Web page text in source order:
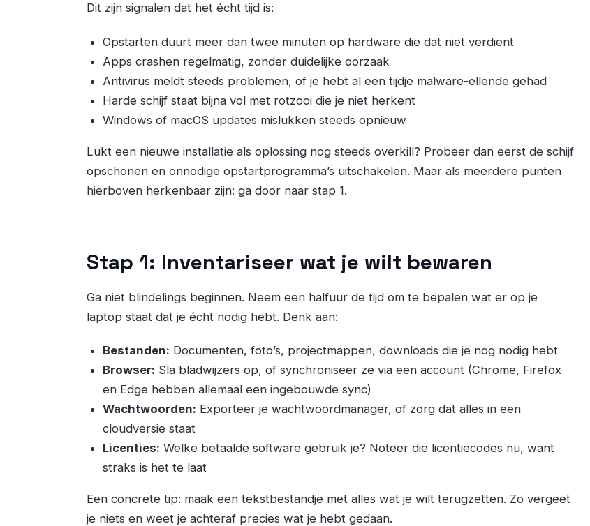
Dit zijn signalen dat het écht tijd is:
Opstarten duurt meer dan twee minuten op hardware die dat niet verdient
Apps crashen regelmatig, zonder duidelijke oorzaak
Antivirus meldt steeds problemen, of je hebt al een tijdje malware-ellende gehad
Harde schijf staat bijna vol met rotzooi die je niet herkent
Windows of macOS updates mislukken steeds opnieuw
Lukt een nieuwe installatie als oplossing nog steeds overkill? Probeer dan eerst de schijf
opschonen en onnodige opstartprogramma’s uitschakelen. Maar als meerdere punten
hierboven herkenbaar zijn: ga door naar stap 1.
Stap 1: Inventariseer wat je wilt bewaren
Ga niet blindelings beginnen. Neem een halfuur de tijd om te bepalen wat er op je
laptop staat dat je écht nodig hebt. Denk aan:
Bestanden: Documenten, foto’s, projectmappen, downloads die je nog nodig hebt
Browser: Sla bladwijzers op, of synchroniseer ze via een account (Chrome, Firefox
en Edge hebben allemaal een ingebouwde sync)
Wachtwoorden: Exporteer je wachtwoordmanager, of zorg dat alles in een
cloudversie staat
Licenties: Welke betaalde software gebruik je? Noteer die licentiecodes nu, want
straks is het te laat
Een concrete tip: maak een tekstbestandje met alles wat je wilt terugzetten. Zo vergeet
je niets en weet je achteraf precies wat je hebt gedaan.